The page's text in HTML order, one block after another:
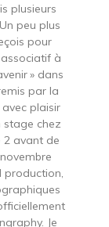
plusieurs
peu plus
pour
à
» dans
par la
plaisir
stage chez
2 avant de
production,
Je